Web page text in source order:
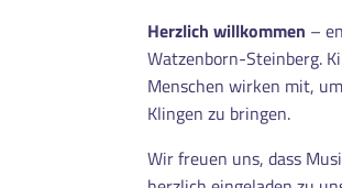
Herzlich willkommen –
Watzenborn-Steinberg.
Menschen wirken mit,
Klingen zu bringen.
Wir freuen uns, dass